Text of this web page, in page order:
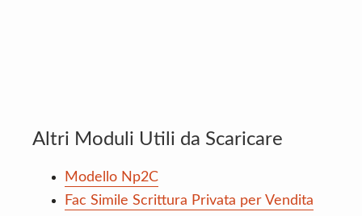
Altri Moduli Utili da Scaricare
Modello Np2C
Fac Simile Scrittura Privata per Vendita